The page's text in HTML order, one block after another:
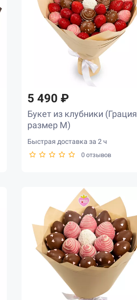
5 490 ₽
Букет из клубники (Грация
размер M)
Быстрая доставка за 2 ч
0 отзывов